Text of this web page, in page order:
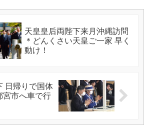
天皇皇后両陛下来月沖縄訪問
＊どんくさい天皇ご一家 早く
動け！
日帰りで国体
宮市へ車で行